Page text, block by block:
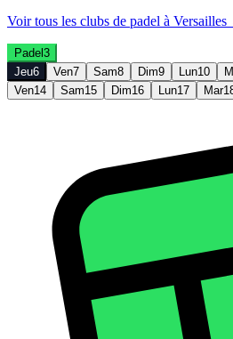
Voir tous les clubs de padel à Versailles
Padel 3
Jeu6 Ven7 Sam8 Dim9 Lun10
Ven14 Sam15 Dim16 Lun17 Mar